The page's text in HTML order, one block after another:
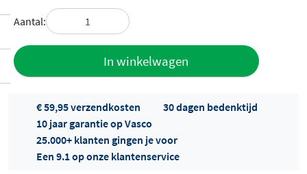
Aantal:
In winkelwagen
€ 59,95 verzendkosten
30 dagen bedenktijd
10 jaar garantie op Vasco
25.000+ klanten gingen je voor
Een 9.1 op onze klantenservice